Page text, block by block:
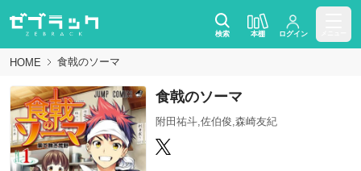
検索 本棚 ログイン
HOME 食戟のソーマ
食戟のソーマ
附田祐斗,佐伯俊,森崎友紀